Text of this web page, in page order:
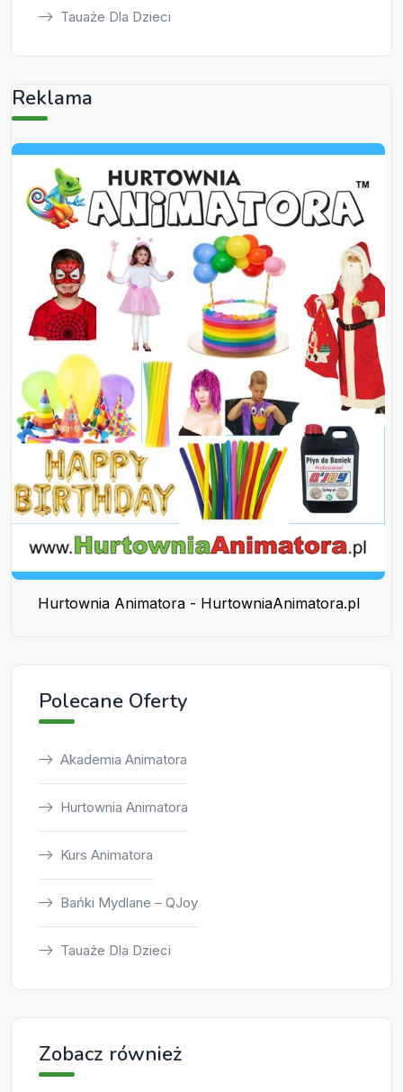
Tauaże Dla Dzieci
Reklama
Hurtownia Animatora - HurtowniaAnimatora.pl
Polecane Oferty
Akademia Animatora
Hurtownia Animatora
Kurs Animatora
Bańki Mydlane – QJoy
Tauaże Dla Dzieci
Zobacz również